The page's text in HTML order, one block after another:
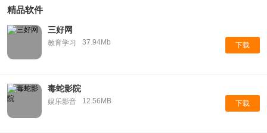
精品软件
三好网
教育学习 37.94Mb 下载
毒蛇影院
娱乐影音 12.56MB 下载